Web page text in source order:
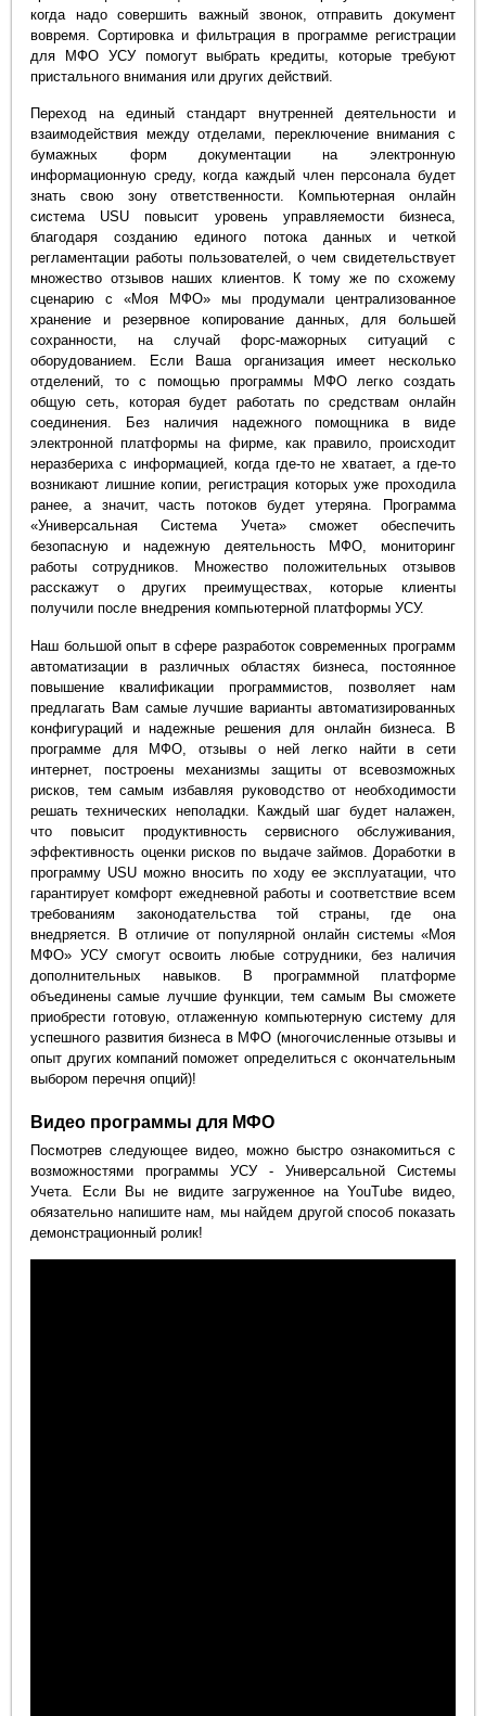
когда надо совершить важный звонок, отправить документ
вовремя. Сортировка и фильтрация в программе регистрации
для МФО УСУ помогут выбрать кредиты, которые требуют
пристального внимания или других действий.
Переход на единый стандарт внутренней деятельности и
взаимодействия между отделами, переключение внимания с
бумажных форм документации на электронную
информационную среду, когда каждый член персонала будет
знать свою зону ответственности. Компьютерная онлайн
система USU повысит уровень управляемости бизнеса,
благодаря созданию единого потока данных и четкой
регламентации работы пользователей, о чем свидетельствует
множество отзывов наших клиентов. К тому же по схожему
сценарию с «Моя МФО» мы продумали централизованное
хранение и резервное копирование данных, для большей
сохранности, на случай форс-мажорных ситуаций с
оборудованием. Если Ваша организация имеет несколько
отделений, то с помощью программы МФО легко создать
общую сеть, которая будет работать по средствам онлайн
соединения. Без наличия надежного помощника в виде
электронной платформы на фирме, как правило, происходит
неразбериха с информацией, когда где-то не хватает, а где-то
возникают лишние копии, регистрация которых уже проходила
ранее, а значит, часть потоков будет утеряна. Программа
«Универсальная Система Учета» сможет обеспечить
безопасную и надежную деятельность МФО, мониторинг
работы сотрудников. Множество положительных отзывов
расскажут о других преимуществах, которые клиенты
получили после внедрения компьютерной платформы УСУ.
Наш большой опыт в сфере разработок современных программ
автоматизации в различных областях бизнеса, постоянное
повышение квалификации программистов, позволяет нам
предлагать Вам самые лучшие варианты автоматизированных
конфигураций и надежные решения для онлайн бизнеса. В
программе для МФО, отзывы о ней легко найти в сети
интернет, построены механизмы защиты от всевозможных
рисков, тем самым избавляя руководство от необходимости
решать технических неполадки. Каждый шаг будет налажен,
что повысит продуктивность сервисного обслуживания,
эффективность оценки рисков по выдаче займов. Доработки в
программу USU можно вносить по ходу ее эксплуатации, что
гарантирует комфорт ежедневной работы и соответствие всем
требованиям законодательства той страны, где она
внедряется. В отличие от популярной онлайн системы «Моя
МФО» УСУ смогут освоить любые сотрудники, без наличия
дополнительных навыков. В программной платформе
объединены самые лучшие функции, тем самым Вы сможете
приобрести готовую, отлаженную компьютерную систему для
успешного развития бизнеса в МФО (многочисленные отзывы и
опыт других компаний поможет определиться с окончательным
выбором перечня опций)!
Видео программы для МФО
Посмотрев следующее видео, можно быстро ознакомиться с
возможностями программы УСУ - Универсальной Системы
Учета. Если Вы не видите загруженное на YouTube видео,
обязательно напишите нам, мы найдем другой способ показать
демонстрационный ролик!